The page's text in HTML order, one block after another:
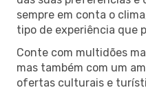
sempre em conta o
tipo de experiência que
Conte com multidões
mas também com um
ofertas culturais e